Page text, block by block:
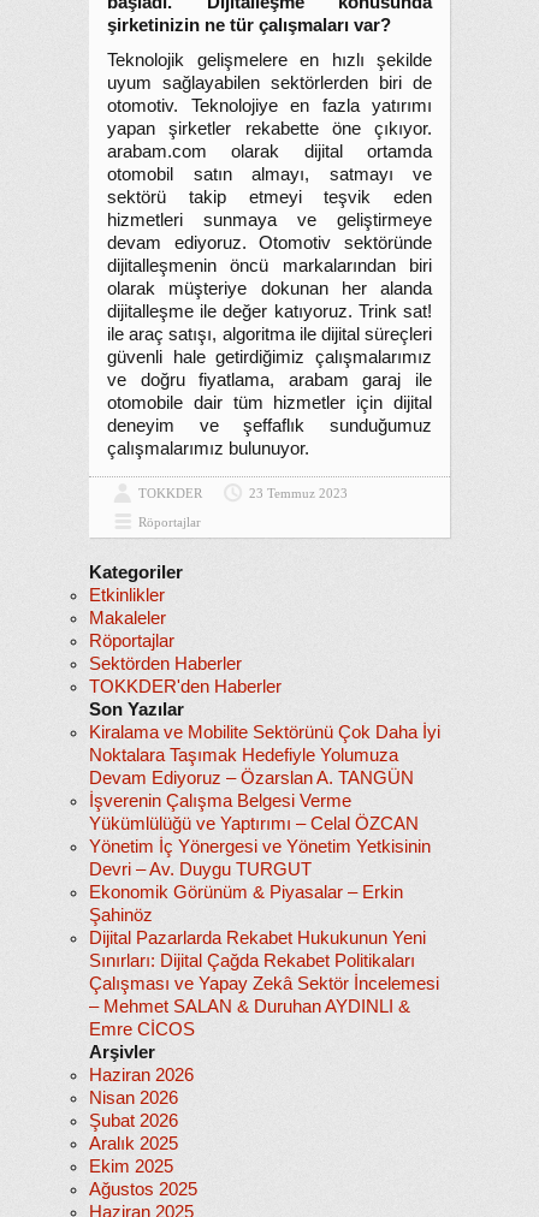
şirketinizin ne tür çalışmaları var?
Teknolojik gelişmelere en hızlı şekilde
uyum sağlayabilen sektörlerden biri de
otomotiv. Teknolojiye en fazla yatırımı
yapan şirketler rekabette öne çıkıyor.
arabam.com olarak dijital ortamda
otomobil satın almayı, satmayı ve
sektörü takip etmeyi teşvik eden
hizmetleri sunmaya ve geliştirmeye
devam ediyoruz. Otomotiv sektöründe
dijitalleşmenin öncü markalarından biri
olarak müşteriye dokunan her alanda
dijitalleşme ile değer katıyoruz. Trink sat!
ile araç satışı, algoritma ile dijital süreçleri
güvenli hale getirdiğimiz çalışmalarımız
ve doğru fiyatlama, arabam garaj ile
otomobile dair tüm hizmetler için dijital
deneyim ve şeffaflık sunduğumuz
çalışmalarımız bulunuyor.
TOKKDER
23 Temmuz 2023
Röportajlar
Kategoriler
Etkinlikler
Makaleler
Röportajlar
Sektörden Haberler
TOKKDER'den Haberler
Son Yazılar
Kiralama ve Mobilite Sektörünü Çok Daha İyi
Noktalara Taşımak Hedefiyle Yolumuza
Devam Ediyoruz – Özarslan A. TANGÜN
İşverenin Çalışma Belgesi Verme
Yükümlülüğü ve Yaptırımı – Celal ÖZCAN
Yönetim İç Yönergesi ve Yönetim Yetkisinin
Devri – Av. Duygu TURGUT
Ekonomik Görünüm & Piyasalar – Erkin
Şahinöz
Dijital Pazarlarda Rekabet Hukukunun Yeni
Sınırları: Dijital Çağda Rekabet Politikaları
Çalışması ve Yapay Zekâ Sektör İncelemesi
– Mehmet SALAN & Duruhan AYDINLI &
Emre CİCOS
Arşivler
Haziran 2026
Nisan 2026
Şubat 2026
Aralık 2025
Ekim 2025
Ağustos 2025
Haziran 2025